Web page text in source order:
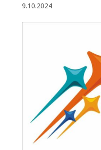
9.10.2024